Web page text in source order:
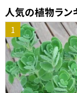
人気の植物ラン